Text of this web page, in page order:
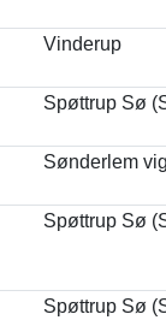
Vinderup
Spøttrup Sø
Sønderlem
Spøttrup Sø
Spøttrup Sø